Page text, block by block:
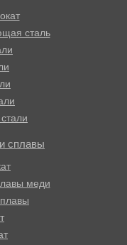
сталь
сплавы
меди